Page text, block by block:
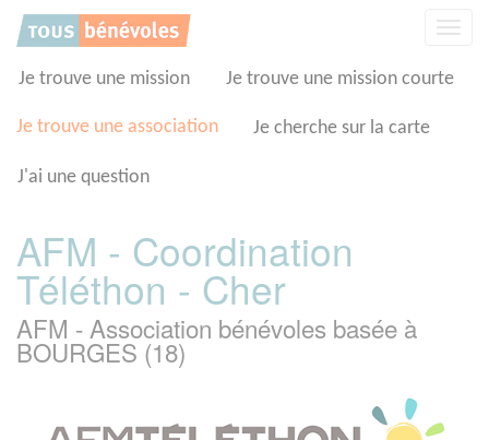
Je trouve une mission Je trouve une mission courte
Je trouve une association Je cherche sur la carte
J'ai une question
AFM - Coordination
Téléthon - Cher
AFM - Association bénévoles basée à
BOURGES (18)
Panneau de gestion des cookies